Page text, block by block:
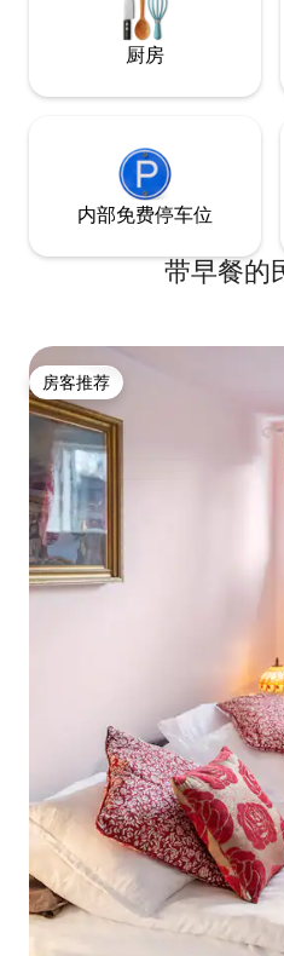
厨房
内部免费停车位
带早餐的
房客推荐
房客推荐